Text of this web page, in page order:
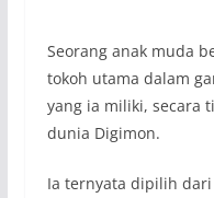
Seorang anak muda
tokoh utama dalam
yang ia miliki, secara
dunia Digimon.
Ia ternyata dipilih